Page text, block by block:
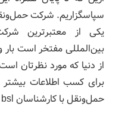
یکی از معتبرترین
بین‌المللی مفتخر است
از دنیا که مورد نظرتان
برای کسب اطلاعات بیشتر
حمل‌ونقل با کارشناسان bsl تماس بگیرید.